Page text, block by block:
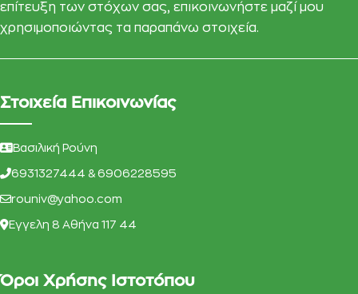
επίτευξη των στόχων σας, επικοινωνήστε μαζί μου
χρησιμοποιώντας τα παραπάνω στοιχεία.
Στοιχεία Επικοινωνίας
Βασιλική Ρούνη
6931327444 & 6906228595
rouniv@yahoo.com
Eγγελη 8 Αθήνα 117 44
Όροι Χρήσης Ιστοτόπου